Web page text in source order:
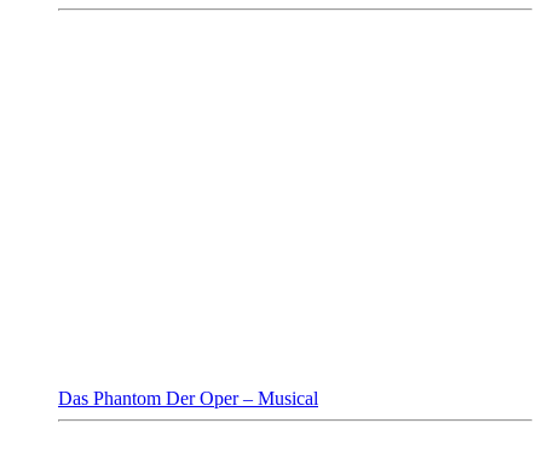
Das Phantom Der Oper – Musical